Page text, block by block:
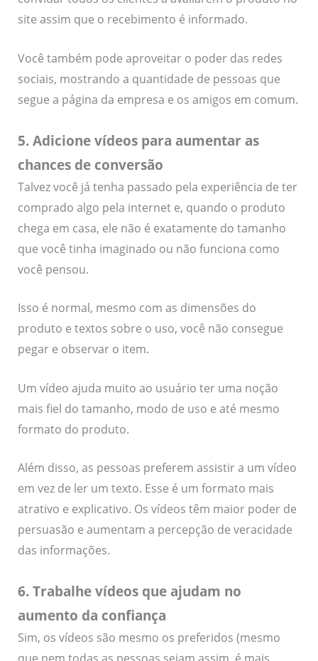
site assim que o recebimento é informado.
Você também pode aproveitar o poder das redes
sociais, mostrando a quantidade de pessoas que
segue a página da empresa e os amigos em comum.
5. Adicione vídeos para aumentar as
chances de conversão
Talvez você já tenha passado pela experiência de ter
comprado algo pela internet e, quando o produto
chega em casa, ele não é exatamente do tamanho
que você tinha imaginado ou não funciona como
você pensou.
Isso é normal, mesmo com as dimensões do
produto e textos sobre o uso, você não consegue
pegar e observar o item.
Um vídeo ajuda muito ao usuário ter uma noção
mais fiel do tamanho, modo de uso e até mesmo
formato do produto.
Além disso, as pessoas preferem assistir a um vídeo
em vez de ler um texto. Esse é um formato mais
atrativo e explicativo. Os vídeos têm maior poder de
persuasão e aumentam a percepção de veracidade
das informações.
6. Trabalhe vídeos que ajudam no
aumento da confiança
Sim, os vídeos são mesmo os preferidos (mesmo